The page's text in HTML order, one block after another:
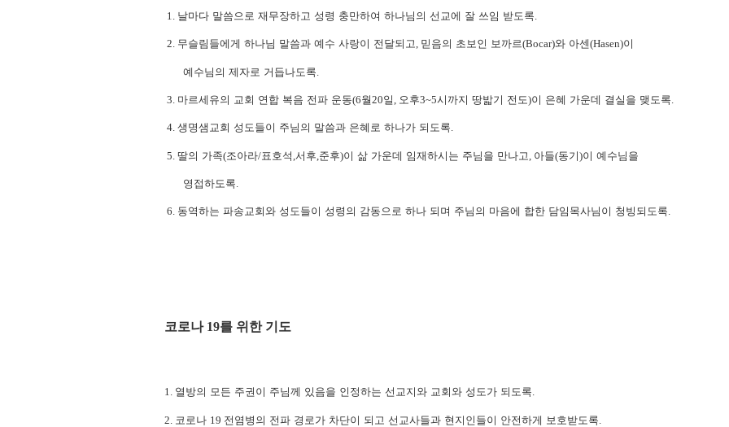
1. 날마다 말씀으로 재무장하고 성령 충만하여 하나님의 선교에 잘 쓰임 받도록.
2. 무슬림들에게 하나님 말씀과 예수 사랑이 전달되고, 믿음의 초보인 보까르(Bocar)와 아센(Hasen)이
예수님의 제자로 거듭나도록
3. 마르세유의 교회 연합 복음 전파 운동(6월20일 오후3~5시까지 땅밟기 전도)이 은혜 가운데 결실을 맺도록
4. 생명샘교회 성도들이 주님의 말씀과 은혜로 하나가 되도록.
5. 딸의 가족(조아라/표호석 서후 준후)이 삶 가운데 임재하시는 주님을 만나고 아들(동기)이 예수님을
영접하도록
6. 동역하는 파송교회와 성도들이 성령의 감동으로 하나 되며 주님의 마음에 합한 담임목사님이 청빙되도록.
코로나 19를 위한 기도
1. 열방의 모든 주권이 주님께 있음을 인정하는 선교지와 교회와 성도가 되도록.
2. 코로나 19 전염병의 전파 경로가 차단이 되고 선교사들과 현지인들이 안전하게 보호받도록